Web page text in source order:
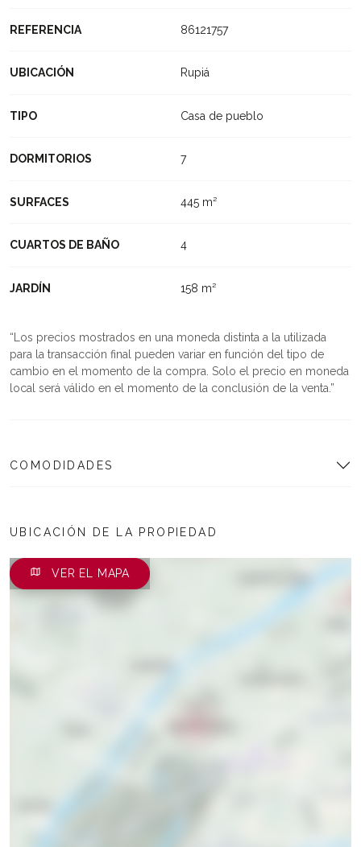
REFERENCIA 86121757
UBICACIÓN Rupiá
TIPO Casa de pueblo
DORMITORIOS 7
SURFACES 445 m²
CUARTOS DE BAÑO 4
JARDÍN 158 m²
Los precios mostrados en una moneda distinta a la utilizada
para la transacción final pueden variar en función del tipo de
cambio en el momento de la compra. Solo el precio en moneda
local será válido en el momento de la conclusión de la venta.
COMODIDADES
UBICACIÓN DE LA PROPIEDAD
VER EL MAPA